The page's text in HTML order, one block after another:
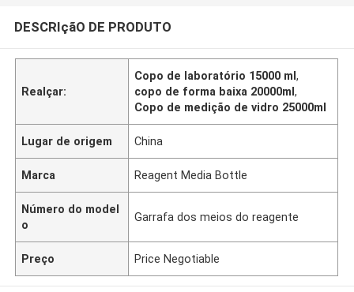
DESCRIçãO DE PRODUTO
Realçar:
Copo de laboratório 15000 ml,
copo de forma baixa 20000ml,
Copo de medição de vidro 25000ml
Lugar de origem China
Marca Reagent Media Bottle
Número do model
o
Garrafa dos meios do reagente
Preço Price Negotiable